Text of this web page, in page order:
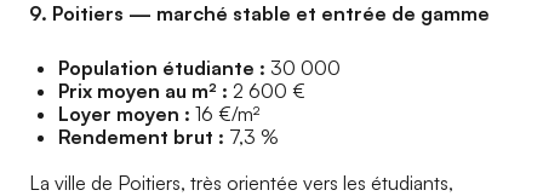
9. Poitiers — marché stable et entrée de gamme
Population étudiante : 30 000
Prix moyen au m² : 2 600 €
Loyer moyen : 16 €/m²
Rendement brut : 7,3 %
La ville de Poitiers, très orientée vers les étudiants,